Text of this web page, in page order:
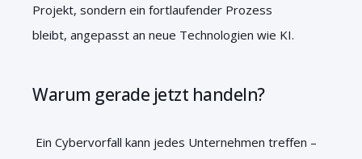
Projekt, sondern ein fortlaufender Prozess
bleibt, angepasst an neue Technologien wie KI.
Warum gerade jetzt handeln?
Ein Cybervorfall kann jedes Unternehmen treffen –